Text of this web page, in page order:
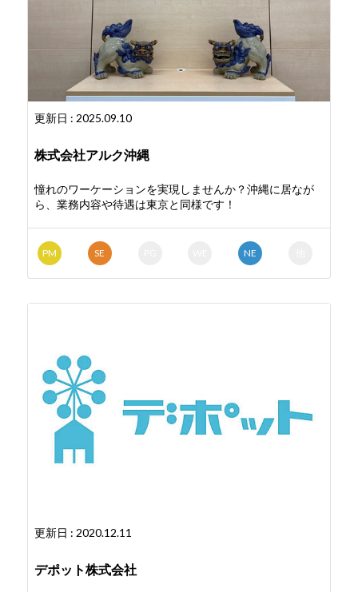
更新日 : 2025.09.10
株式会社アルク沖縄
憧れのワーケーションを実現しませんか？沖縄に居なが
ら、業務内容や待遇は東京と同様です！
PM SE NE
更新日 : 2020.12.11
デポット株式会社